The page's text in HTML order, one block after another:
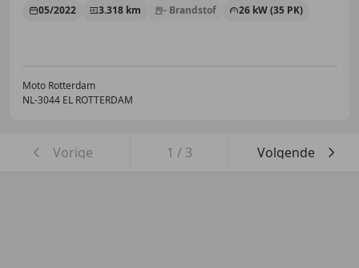
05/2022 3.318 km - Brandstof 26 kW (35 PK)
Moto Rotterdam
NL-3044 EL ROTTERDAM
Vorige 1 / 3 Volgende